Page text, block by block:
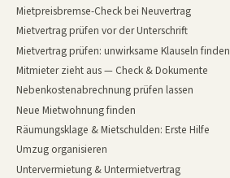
Mietpreisbremse-Check bei Neuvertrag
Mietvertrag prüfen vor der Unterschrift
Mietvertrag prüfen: unwirksame Klauseln finden
Mitmieter zieht aus — Check & Dokumente
Nebenkostenabrechnung prüfen lassen
Neue Mietwohnung finden
Räumungsklage & Mietschulden: Erste Hilfe
Umzug organisieren
Untervermietung & Untermietvertrag